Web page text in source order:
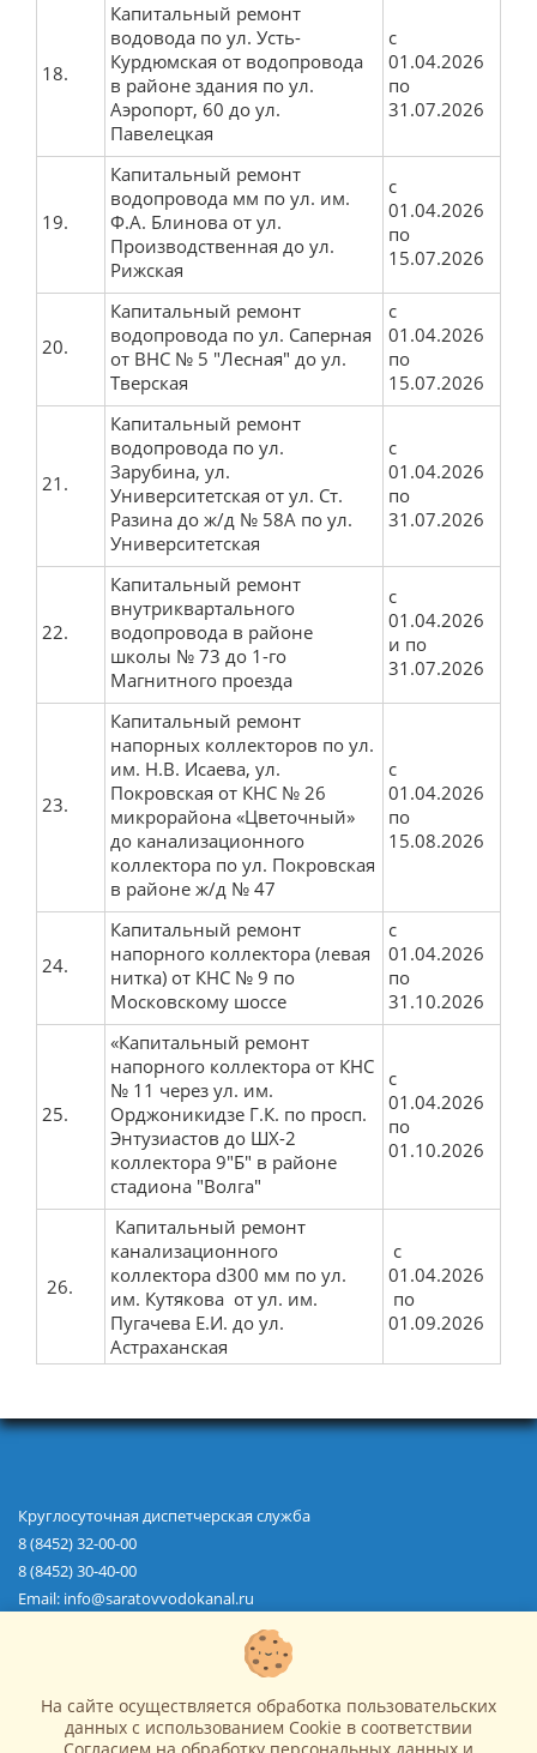
18.
Капитальный ремонт
водовода по ул. Усть-
Курдюмская от водопровода
в районе здания по ул.
Аэропорт, 60 до ул.
Павелецкая
с
01.04.2026
по
31.07.2026
19.
Капитальный ремонт
водопровода мм по ул. им.
Ф.А. Блинова от ул.
Производственная до ул.
Рижская
с
01.04.2026
по
15.07.2026
20.
Капитальный ремонт
водопровода по ул. Саперная
от ВНС № 5 "Лесная" до ул.
Тверская
с
01.04.2026
по
15.07.2026
21.
Капитальный ремонт
водопровода по ул.
Зарубина, ул.
Университетская от ул. Ст.
Разина до ж/д № 58А по ул.
Университетская
с
01.04.2026
по
31.07.2026
22.
Капитальный ремонт
внутриквартального
водопровода в районе
школы № 73 до 1-го
Магнитного проезда
с
01.04.2026
и по
31.07.2026
23.
Капитальный ремонт
напорных коллекторов по ул.
им. Н.В. Исаева, ул.
Покровская от КНС № 26
микрорайона «Цветочный»
до канализационного
коллектора по ул. Покровская
в районе ж/д № 47
с
01.04.2026
по
15.08.2026
24.
Капитальный ремонт
напорного коллектора (левая
нитка) от КНС № 9 по
Московскому шоссе
с
01.04.2026
по
31.10.2026
25.
«Капитальный ремонт
напорного коллектора от КНС
№ 11 через ул. им.
Орджоникидзе Г.К. по просп.
Энтузиастов до ШХ-2
коллектора 9"Б" в районе
стадиона "Волга"
с
01.04.2026
по
01.10.2026
26.
Капитальный ремонт
канализационного
коллектора d300 мм по ул.
им. Кутякова от ул. им.
Пугачева Е.И. до ул.
Астраханская
с
01.04.2026
по
01.09.2026
Круглосуточная диспетчерская служба
8 (8452) 32-00-00
8 (8452) 30-40-00
Email: info@saratovvodokanal.ru
Абонентам
Новости
На сайте осуществляется обработка пользовательских
данных с использованием Cookie в соответствии